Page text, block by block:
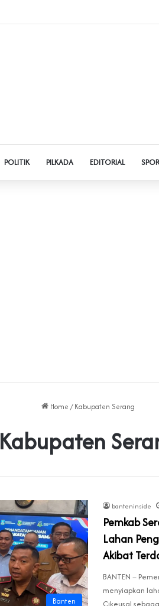
POLITIK PILKADA EDITORIAL
Home / Kabupaten Serang
Kabupaten
Banten
banteninside
Pemkab
Lahan
Akibat
BANTEN –
menyiapkan